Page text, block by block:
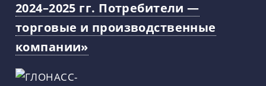
2024–2025 гг. Потребители —
торговые и производственные
компании»